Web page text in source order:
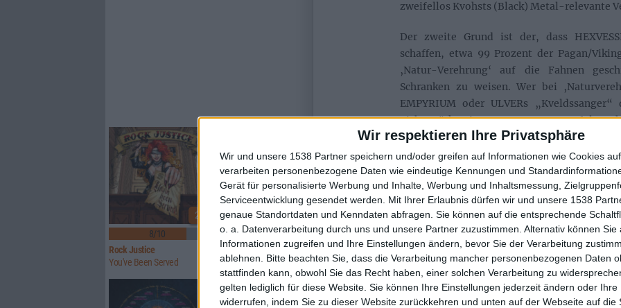
Wir respektieren Ihre Privatsphäre
Wir und unsere 1538 Partner speichern und/oder greifen auf Informationen wie Cookies
verarbeiten personenbezogene Daten wie eindeutige Kennungen und
Gerät für personalisierte Werbung und Inhalte, Werbung und Inhaltsmessung,
Serviceentwicklung gesendet werden.
Mit Ihrer Erlaubnis dürfen wir und unsere 1538
genaue Standortdaten und Kenndaten abfragen. Sie können auf die entsprechende
o. a. Datenverarbeitung durch uns und unsere Partner zuzustimmen. Alternativ können Sie
Informationen zugreifen und Ihre Einstellungen ändern, bevor Sie der Verarbeitung
ablehnen.
Bitte beachten Sie, dass die Verarbeitung mancher personenbezogenen Daten
stattfinden kann, obwohl Sie das Recht haben, einer solchen Verarbeitung zu
gelten lediglich für diese Website. Sie können Ihre Einstellungen jederzeit ändern oder Ihre
widerrufen, indem Sie zu dieser Website zurückkehren und unten auf der Webseite auf die
zweifellos Kvohsts (Black) Metal-relevante
Der zweite Grund ist der, dass
schaffen, etwa 99 Prozent der Pagan/
‚Natur-Verehrung‘ auf die Fahnen
Schranken zu weisen. Wer bei
EMPYRIUM oder ULVERs
nicht stärker irren. HEXVESSEL verfolgen
naturmystischen Ansatz, musikalisch
greifbarer.
Greifbar ist vor allem die Melancholie, die
Minuten zieht. Die Songs beruhen – wie
„Dawnbearer“ – im Wesentlichen auf
Schlagwerk, ein paar Streichern und –
Stimme, deren trauriges,
perfektioniert hat. Dazu setzen
mittels Trompeten („Woods To Conjure“
Einsatz!), Hammond-Orgeln („A Letter In
2
8/10
Rock Justice
You've Been Served
6/10
Finsterforst
Still